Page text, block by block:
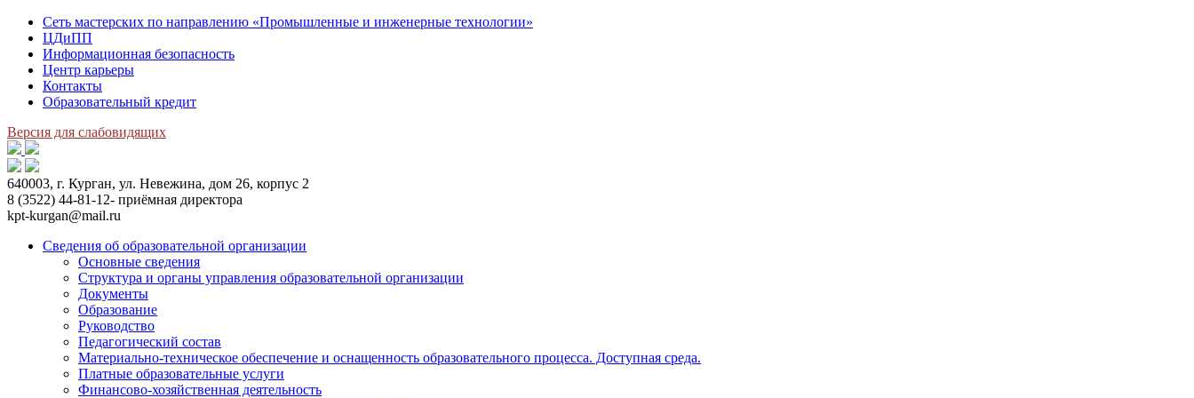
Сеть мастерских по направлению «Промышленные и инженерные технологии»
ЦДиПП
Информационная безопасность
Центр карьеры
Контакты
Образовательный кредит
Версия для слабовидящих
640003, г. Курган, ул. Невежина, дом 26, корпус 2
8 (3522) 44-81-12- приёмная директора
kpt-kurgan@mail.ru
Сведения об образовательной организации
Основные сведения
Структура и органы управления образовательной организации
Документы
Образование
Руководство
Педагогический состав
Материально-техническое обеспечение и оснащенность образовательного процесса. Доступная среда.
Платные образовательные услуги
Финансово-хозяйственная деятельность